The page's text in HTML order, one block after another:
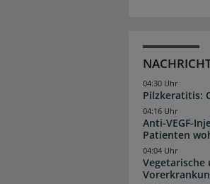
Pilzkeratitis:
04:30 Uhr
Anti-VEGF-
Patienten
04:16 Uhr
Vegetarische
04:04 Uhr